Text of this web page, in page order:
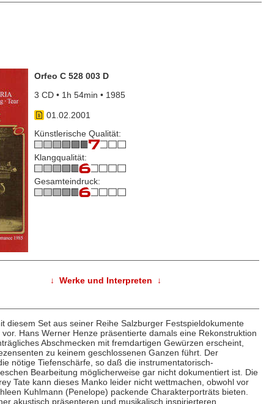
Orfeo C 528 003 D
3 CD • 1h 54min • 1985
01.02.2001
Künstlerische Qualität:
Klangqualität:
Gesamteindruck:
↓ Werke und Interpreten ↓
diesem Set aus seiner Reihe Salzburger Festspieldokumente
Hans Werner Henze präsentierte damals eine Rekonstruktion
Abschmecken mit fremdartigen Gewürzen erscheint,
zu keinem geschlossenen Ganzen führt. Der
nötige Tiefenschärfe, so daß die instrumentatorisch-
Bearbeitung möglicherweise gar nicht dokumentiert ist. Die
Tate kann dieses Manko leider nicht wettmachen, obwohl vor
Kuhlmann (Penelope) packende Charakterporträts bieten.
akustisch präsenteren und musikalisch inspirierteren